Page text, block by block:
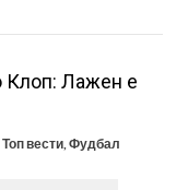
Клоп: Лажен е
Топ вести,Фудбал